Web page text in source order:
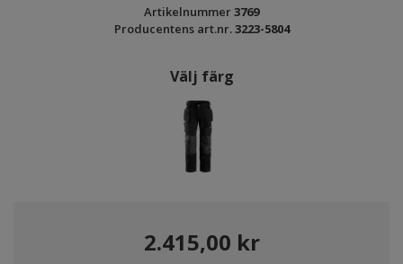
Artikelnummer3769
Producentens art.nr.3223-5804
Välj färg
2.415,00 kr